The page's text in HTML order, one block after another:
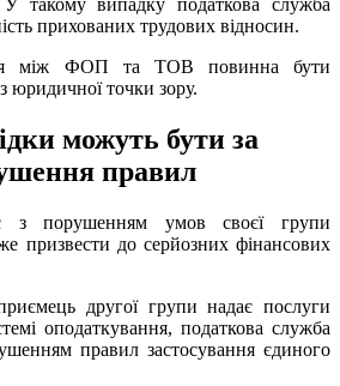
У такому випадку податкова служба
прихованих трудових відносин.
між ФОП та ТОВ повинна бути
юридичної точки зору.
можуть бути за
правил
порушенням умов своєї групи
призвести до серйозних фінансових
другої групи надає послуги
оподаткування, податкова служба
правил застосування єдиного